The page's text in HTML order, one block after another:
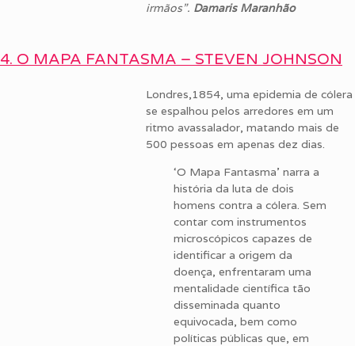
irmãos”. Damaris Maranhão
4. O MAPA FANTASMA – STEVEN JOHNSON
Londres,1854, uma epidemia de cólera
se espalhou pelos arredores em um
ritmo avassalador, matando mais de
500 pessoas em apenas dez dias.
‘O Mapa Fantasma’ narra a
história da luta de dois
homens contra a cólera. Sem
contar com instrumentos
microscópicos capazes de
identificar a origem da
doença, enfrentaram uma
mentalidade científica tão
disseminada quanto
equivocada, bem como
políticas públicas que, em